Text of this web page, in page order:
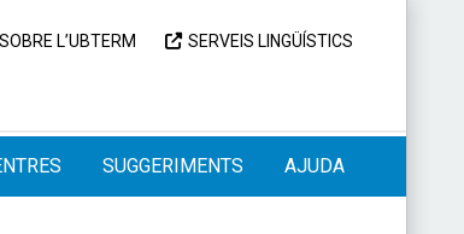
SOBRE L’UBTERM SERVEIS LINGÜÍSTICS
SUGGERIMENTS AJUDA